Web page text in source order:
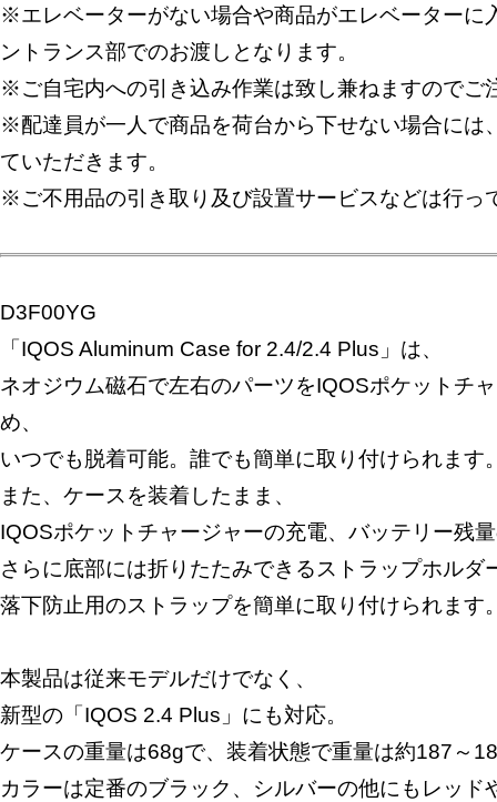
※エレベーターがない場合や商品がエレベーターに
ントランス部でのお渡しとなります。
※ご自宅内への引き込み作業は致し兼ねますのでご
※配達員が一人で商品を荷台から下せない場合には
ていただきます。
※ご不用品の引き取り及び設置サービスなどは行っ
D3F00YG
「IQOS Aluminum Case for 2.4/2.4 Plus」は、
ネオジウム磁石で左右のパーツをIQOSポケットチ
め、
いつでも脱着可能。誰でも簡単に取り付けられます
また、ケースを装着したまま、
IQOSポケットチャージャーの充電、バッテリー残
さらに底部には折りたたみできるストラップホルダ
落下防止用のストラップを簡単に取り付けられます
本製品は従来モデルだけでなく、
新型の「IQOS 2.4 Plus」にも対応。
ケースの重量は68gで、装着状態で重量は約187～
カラーは定番のブラック、シルバーの他にもレッド